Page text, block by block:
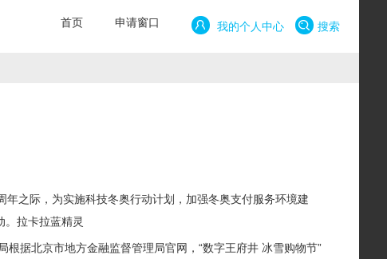
我的个人中心 搜索
首页 申请窗口
之际，为实施科技冬奥行动计划，加强冬奥支付服务环境建
。拉卡拉蓝精灵
据北京市地方金融监督管理局官网，“数字王府井 冰雪购物节”